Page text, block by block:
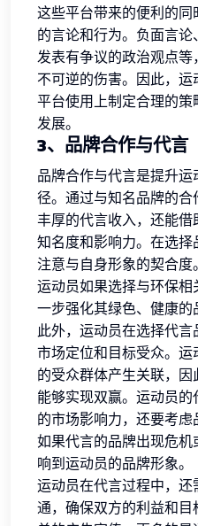
这些平台带来的便利的
的言论和行为。负面言
发表有争议的政治观点
不可逆的伤害。因此，
平台使用上制定合理的
发展。
3、品牌合作与代言
品牌合作与代言是提升
径。通过与知名品牌的
丰厚的代言收入，还能
知名度和影响力。在选
注意与自身形象的契合
运动员如果选择与环保
一步强化其绿色、健康的
此外，运动员在选择代
市场定位和目标受众。
的受众群体产生关联，
能够实现双赢。运动员
的市场影响力，还要考虑
如果代言的品牌出现危
响到运动员的品牌形象。
运动员在代言过程中，
通，确保双方的利益和